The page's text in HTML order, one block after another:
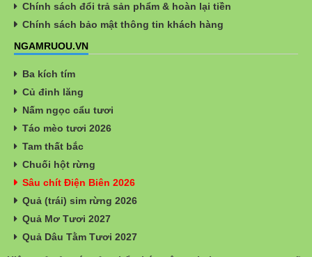
Chính sách đổi trả sản phẩm & hoàn lại tiền
Chính sách bảo mật thông tin khách hàng
NGAMRUOU.VN
Ba kích tím
Củ đinh lăng
Nấm ngọc cẩu tươi
Táo mèo tươi 2026
Tam thất bắc
Chuối hột rừng
Sâu chít Điện Biên 2026
Quả (trái) sim rừng 2026
Quả Mơ Tươi 2027
Quả Dâu Tằm Tươi 2027